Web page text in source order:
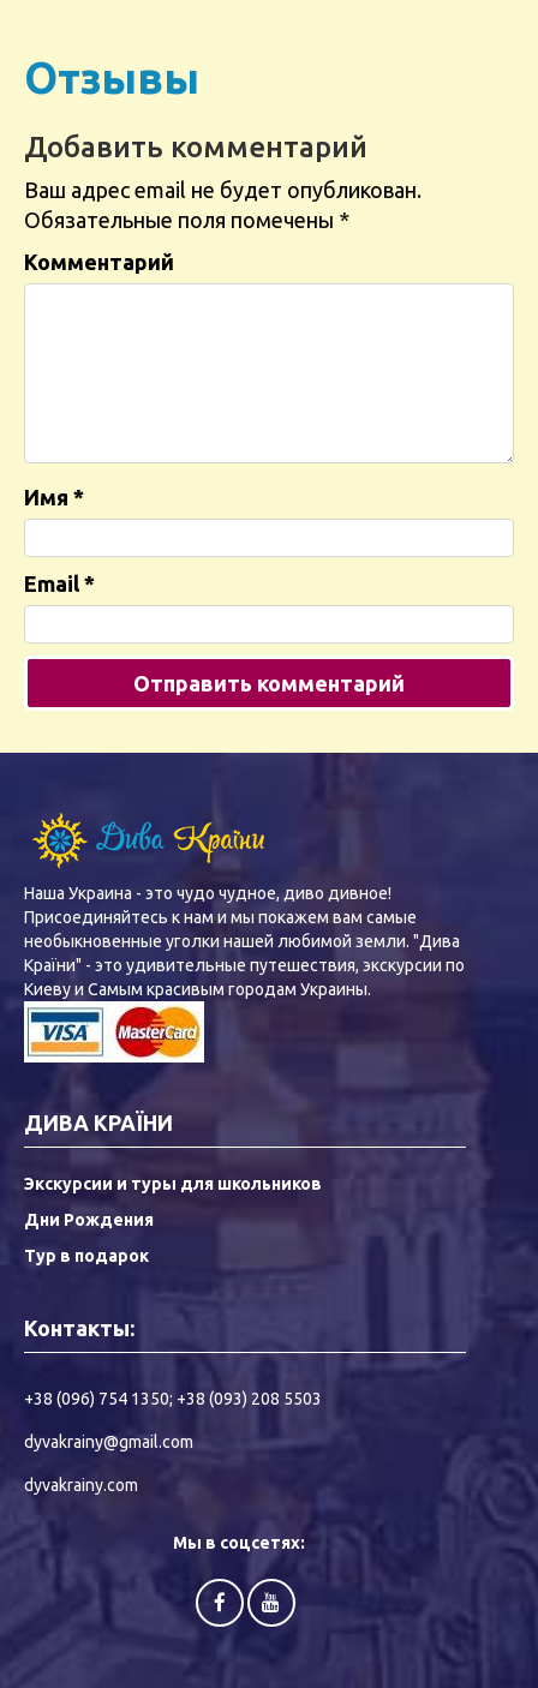
Отзывы
Добавить комментарий
Ваш адрес email не будет опубликован.
Обязательные поля помечены *
Комментарий
Имя *
Email *
Наша Украина - это чудо чудное, диво дивное!
Присоединяйтесь к нам и мы покажем вам самые
необыкновенные уголки нашей любимой земли. "Дива
Країни" - это удивительные путешествия, экскурсии по
Киеву и Самым красивым городам Украины.
ДИВА КРАЇНИ
Экскурсии и туры для школьников
Дни Рождения
Тур в подарок
Контакты:
+38 (096) 754 1350; +38 (093) 208 5503
dyvakrainy@gmail.com
dyvakrainy.com
Мы в соцсетях: